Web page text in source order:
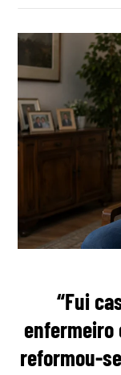
“Fui
enfermeiro
reformou-